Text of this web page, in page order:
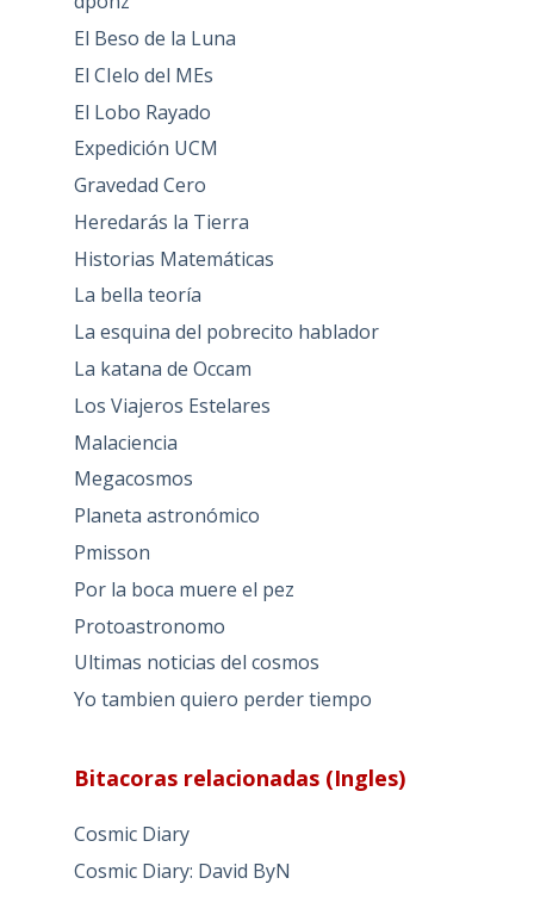
El Beso de la Luna
El CIelo del MEs
El Lobo Rayado
Expedición UCM
Gravedad Cero
Heredarás la Tierra
Historias Matemáticas
La bella teoría
La esquina del pobrecito hablador
La katana de Occam
Los Viajeros Estelares
Malaciencia
Megacosmos
Planeta astronómico
Pmisson
Por la boca muere el pez
Protoastronomo
Ultimas noticias del cosmos
Yo tambien quiero perder tiempo
Bitacoras relacionadas (Ingles)
Cosmic Diary
Cosmic Diary: David ByN